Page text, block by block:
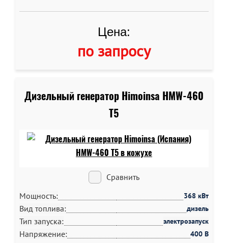
Цена:
по запросу
Дизельный генератор Himoinsa HMW-460
T5
Сравнить
Мощность:
368 кВт
Вид топлива: дизель
Тип запуска: электрозапуск
Напряжение: 400 В